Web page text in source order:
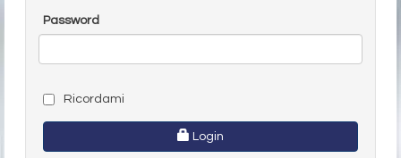
Password
Ricordami
Login